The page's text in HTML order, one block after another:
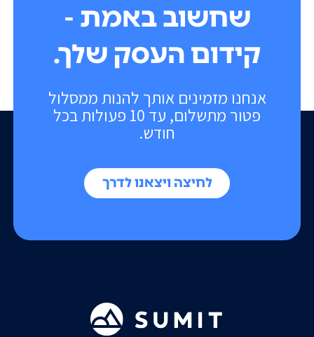
אנחנו מזמינים אותך להנות ממסלול
פטור מתשלום, עד 10 פעולות בכל
חודש.
לחיצה ויצאנו לדרך
שחשוב באמת -
קידום העסק שלך.